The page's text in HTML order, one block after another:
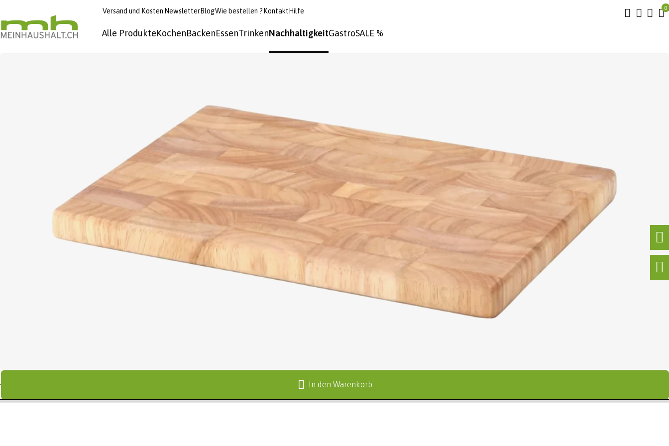
Versand und Kosten NewsletterBlogWie bestellen ? Kontakt Hilfe
Alle ProdukteKochenBackenEssenTrinkenNachhaltigkeitGastroSALE %
In den Warenkorb